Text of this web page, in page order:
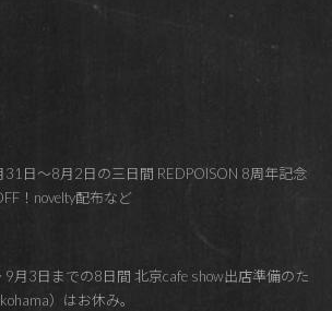
日～8月2日の三日間 REDPOISON 8周年記念
！novelty配布など
月3日までの8日間 北京cafe show出店準備のた
）はお休み。